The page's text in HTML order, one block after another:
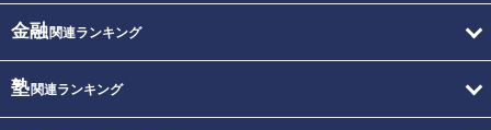
金融関連ランキング
塾関連ランキング